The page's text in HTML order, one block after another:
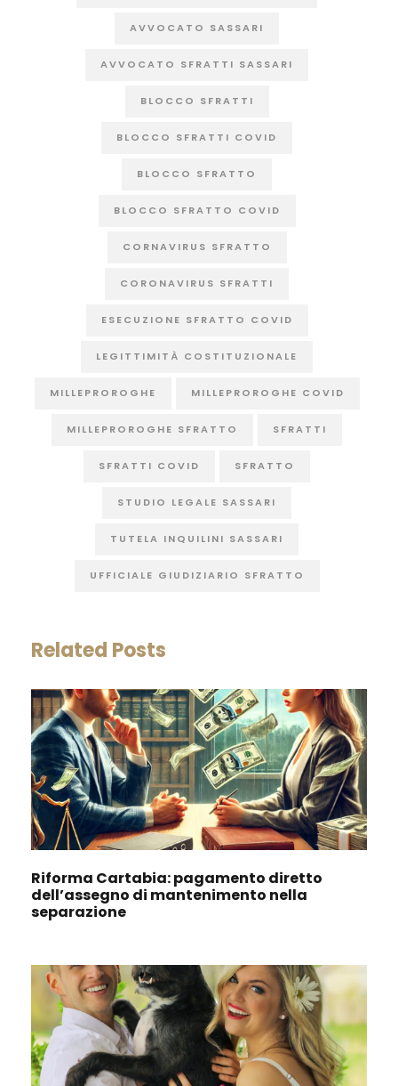
AVVOCATO SASSARI
AVVOCATO SFRATTI SASSARI
BLOCCO SFRATTI
BLOCCO SFRATTI COVID
BLOCCO SFRATTO
BLOCCO SFRATTO COVID
CORNAVIRUS SFRATTO
CORONAVIRUS SFRATTI
ESECUZIONE SFRATTO COVID
LEGITTIMITÀ COSTITUZIONALE
MILLEPROROGHE MILLEPROROGHE COVID
MILLEPROROGHE SFRATTO SFRATTI
SFRATTI COVID SFRATTO
STUDIO LEGALE SASSARI
TUTELA INQUILINI SASSARI
UFFICIALE GIUDIZIARIO SFRATTO
Related Posts
Riforma Cartabia: pagamento diretto
dell’assegno di mantenimento nella
separazione